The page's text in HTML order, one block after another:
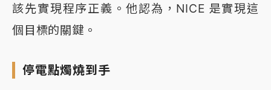
該先實現程序正義。他認為，NICE 是實現這
個目標的關鍵。
停電點燭燒到手